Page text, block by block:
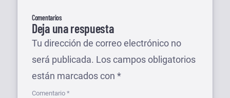
Comentarios
Deja una respuesta
Tu dirección de correo electrónico no
será publicada. Los campos obligatorios
están marcados con *
Comentario *